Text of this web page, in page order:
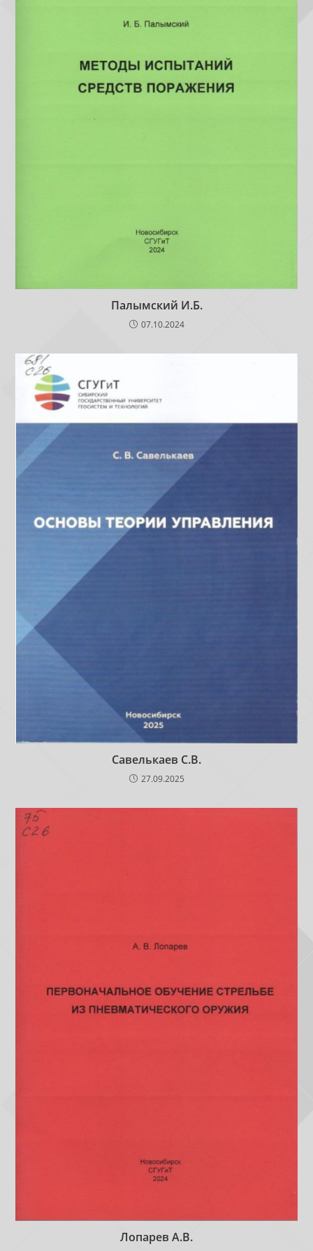
Палымский И.Б.
07.10.2024
Савелькаев С.В.
27.09.2025
Лопарев А.В.